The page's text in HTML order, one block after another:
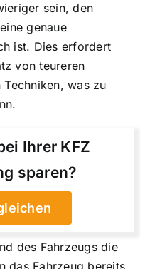
sein, den
genaue
ist. Dies erfordert
von teureren
was zu
Ihrer KFZ
sparen?
des Fahrzeugs die
das Fahrzeug bereits